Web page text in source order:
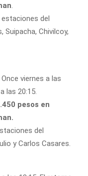
.
del
Suipacha, Chivilcoy,
viernes a las
las 20:15.
pesos en
del
y Carlos Casares.